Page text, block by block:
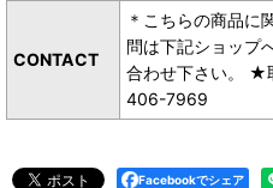
CONTACT
＊こちらの商品に
問は下記ショップ
合わせ下さい。 ★
406-7969
Facebookでシェア